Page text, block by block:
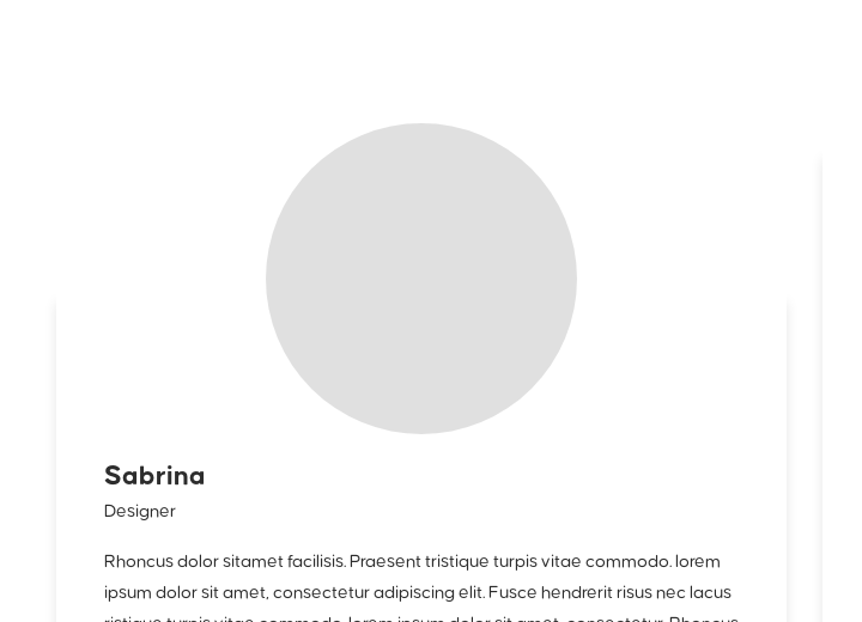
Sabrina
Designer
Rhoncus dolor sitamet facilisis. Praesent tristique turpis vitae commodo. lorem
ipsum dolor sit amet, consectetur adipiscing elit. Fusce hendrerit risus nec lacus